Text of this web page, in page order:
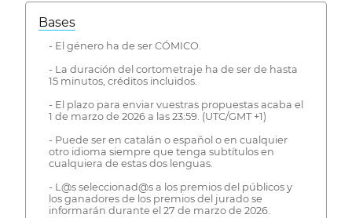
Bases
- El género ha de ser CÓMICO.
- La duración del cortometraje ha de ser de hasta
15 minutos, créditos incluidos.
- El plazo para enviar vuestras propuestas acaba el
1 de marzo de 2026 a las 23:59. (UTC/GMT +1)
- Puede ser en catalán o español o en cualquier
otro idioma siempre que tenga subtítulos en
cualquiera de estas dos lenguas.
- L@s seleccionad@s a los premios del públicos y
los ganadores de los premios del jurado se
informarán durante el 27 de marzo de 2026.